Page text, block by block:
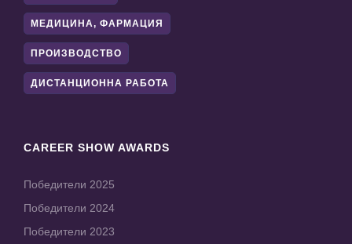
МЕДИЦИНА, ФАРМАЦИЯ
ПРОИЗВОДСТВО
ДИСТАНЦИОННА РАБОТА
CAREER SHOW AWARDS
Победители 2025
Победители 2024
Победители 2023